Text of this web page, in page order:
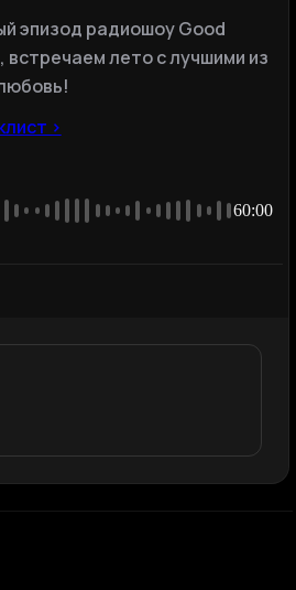
эпизод радиошоу Good
встречаем лето с лучшими из
›
60:00